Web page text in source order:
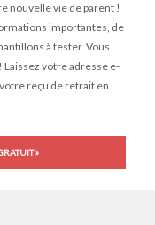
nouvelle vie de parent !
importantes, de
à tester. Vous
votre adresse e-
reçu de retrait en
»